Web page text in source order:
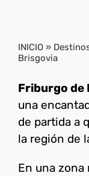
INICIO »
Brisgovia
Friburgo de
una
de partida a
la región de
En una zona